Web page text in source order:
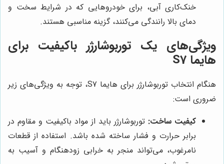
خنک‌کاری آبی، برای خودروهایی که در شرایط سخت و
دمای بالا رانندگی می‌کنند، گزینه مناسبی هستند.
ویژگی‌های یک توربوشارژر باکیفیت برای
هایما S7
هنگام انتخاب توربوشارژر برای هایما S7، توجه به ویژگی‌های زیر
ضروری است:
کیفیت ساخت: توربوشارژر باید از مواد باکیفیت و مقاوم در
برابر حرارت و فشار ساخته شده باشد. استفاده از قطعات
نامرغوب، می‌تواند منجر به خرابی زودهنگام و آسیب به